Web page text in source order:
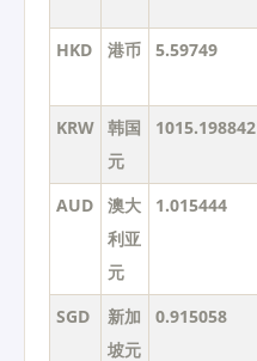
HKD 港币 5.59749
KRW 韩国
元
1015.198842
AUD
澳大
利亚
元
1.015444
SGD
新加
坡元
0.915058